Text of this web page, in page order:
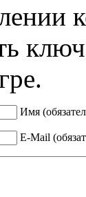
Имя
E-Mail